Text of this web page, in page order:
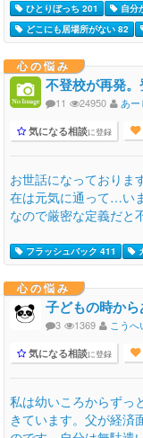
ひとりぼっち 201 自分
どこにも居場所がない 82
心の悩み
不登校が再発。
11 24950 あー
気になる相談に登録
お世話になっておりま
在は元気に通って…い
なので厳密な定義だと
フラッシュバック 411
心の悩み
子どもの時から
3 1369 こうへ
気になる相談に登録
私は幼いころからずっ
きています。父が経済